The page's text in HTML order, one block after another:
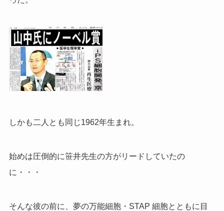
しかも二人とも同じ1962年生まれ。
始めは圧倒的に笹井先生の方がリードしていたの
に・・・
そんな彼の前に、夢の万能細胞・STAP 細胞とともに目